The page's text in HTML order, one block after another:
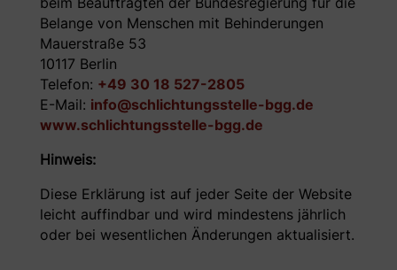
Belange von Menschen mit Behinderungen
Mauerstraße 53
10117 Berlin
Telefon: +49 30 18 527-2805
E-Mail: info@schlichtungsstelle-bgg.de
www.schlichtungsstelle-bgg.de
Hinweis:
Diese Erklärung ist auf jeder Seite der Website
leicht auffindbar und wird mindestens jährlich
oder bei wesentlichen Änderungen aktualisiert.